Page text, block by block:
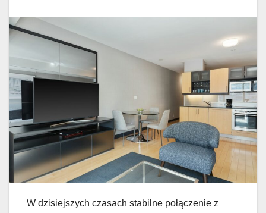
W dzisiejszych czasach stabilne połączenie z